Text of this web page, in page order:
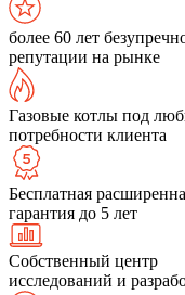
более 60 лет
репутации на рынке
Газовые котлы под
потребности клиента
Бесплатная
гарантия до 5 лет
Собственный центр
исследований и